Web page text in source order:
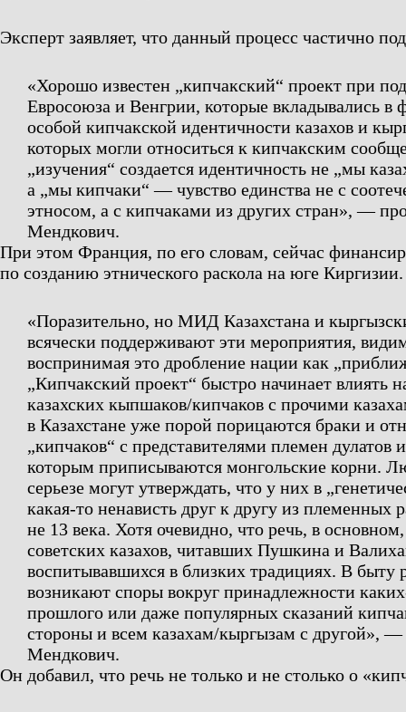
Эксперт заявляет, что данный процесс частично
«Хорошо известен „кипчакский“ проект при
Евросоюза и Венгрии, которые вкладывались в
особой кипчакской идентичности казахов и
которых могли относиться к кипчакским
„изучения“ создается идентичность не „мы
а „мы кипчаки“ — чувство единства не с
этносом, а с кипчаками из других стран», —
Мендкович.
При этом Франция, по его словам, сейчас
по созданию этнического раскола на юге Киргизии.
«Поразительно, но МИД Казахстана и
всячески поддерживают эти мероприятия,
воспринимая это дробление нации как
„Кипчакский проект“ быстро начинает влиять
казахских кыпшаков/кипчаков с прочими
в Казахстане уже порой порицаются браки и
„кипчаков“ с представителями племен дулатов
которым приписываются монгольские корни.
серьезе могут утверждать, что у них в
какая-то ненависть друг к другу из племенных
не 13 века. Хотя очевидно, что речь, в
советских казахов, читавших Пушкина и
воспитывавшихся в близких традициях. В быту
возникают споры вокруг принадлежности
прошлого или даже популярных сказаний
стороны и всем казахам/кыргызам с другой», —
Мендкович.
Он добавил, что речь не только и не столько о